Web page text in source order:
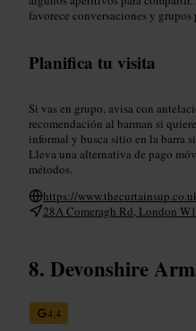
favorece conversaciones y grupos
Planifica tu visita
Si vas en grupo, avisa con
recomendación al barman si
informal y busca sitio en la barra
Lleva una alternativa de pago
métodos.
https://
28A Comeragh Rd, London
Devonshire
4,4